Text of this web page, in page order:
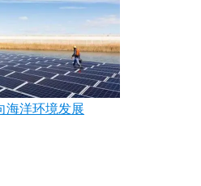
海洋环境发展